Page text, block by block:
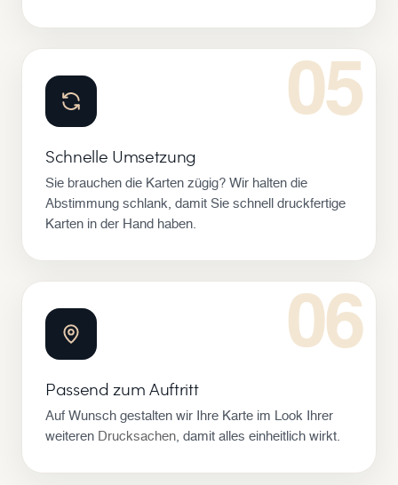
05
Schnelle Umsetzung
Sie brauchen die Karten zügig? Wir halten die
Abstimmung schlank, damit Sie schnell druckfertige
Karten in der Hand haben.
06
Passend zum Auftritt
Auf Wunsch gestalten wir Ihre Karte im Look Ihrer
weiteren Drucksachen, damit alles einheitlich wirkt.